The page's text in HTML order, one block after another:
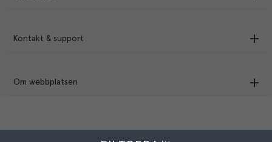
Kontakt & support
Om webbplatsen